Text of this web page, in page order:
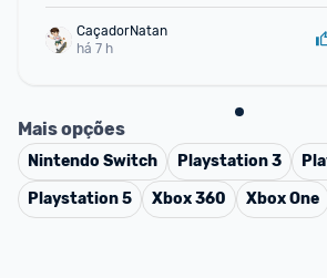
CaçadorNatan
há 7 h
Mais opções
Nintendo Switch Playstation 3
Playstation 5
Xbox 360 Xbox One